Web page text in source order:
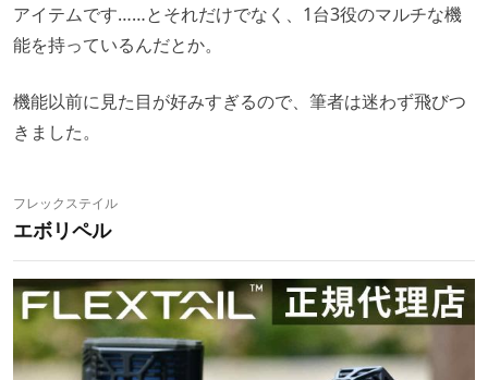
アイテムです……とそれだけでなく、1台3役のマルチな機
能を持っているんだとか。
機能以前に見た目が好みすぎるので、筆者は迷わず飛びつ
きました。
フレックステイル
エボリペル